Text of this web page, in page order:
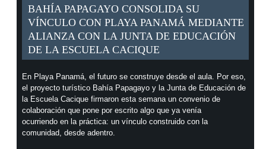
BAHÍA PAPAGAYO CONSOLIDA SU
VÍNCULO CON PLAYA PANAMÁ MEDIANTE
ALIANZA CON LA JUNTA DE EDUCACIÓN
DE LA ESCUELA CACIQUE
En Playa Panamá, el futuro se construye desde el aula. Por eso,
el proyecto turístico Bahía Papagayo y la Junta de Educación de
la Escuela Cacique firmaron esta semana un convenio de
colaboración que pone por escrito algo que ya venía
ocurriendo en la práctica: un vínculo construido con la
comunidad, desde adentro.